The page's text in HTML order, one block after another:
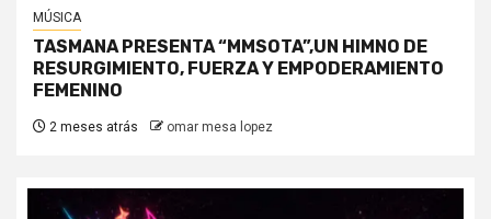
MÚSICA
TASMANA PRESENTA “MMSOTA”,UN HIMNO DE
RESURGIMIENTO, FUERZA Y EMPODERAMIENTO
FEMENINO
2 meses atrás omar mesa lopez